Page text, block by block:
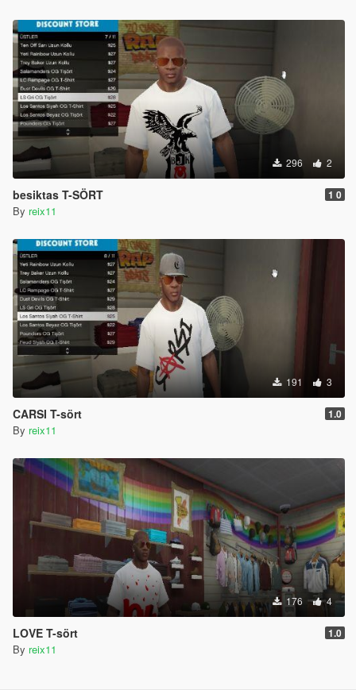
296 2
besiktas T-SÖRT 1 0
By reix11
191 3
CARSI T-sört 1.0
By reix11
176 4
LOVE T-sört 1.0
By reix11